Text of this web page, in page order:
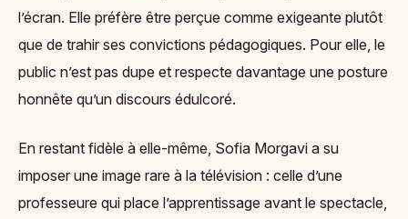
l’écran. Elle préfère être perçue comme exigeante plutôt
que de trahir ses convictions pédagogiques. Pour elle, le
public n’est pas dupe et respecte davantage une posture
honnête qu’un discours édulcoré.
En restant fidèle à elle-même, Sofia Morgavi a su
imposer une image rare à la télévision : celle d’une
professeure qui place l’apprentissage avant le spectacle,